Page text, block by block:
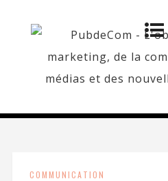
COMMUNICATION